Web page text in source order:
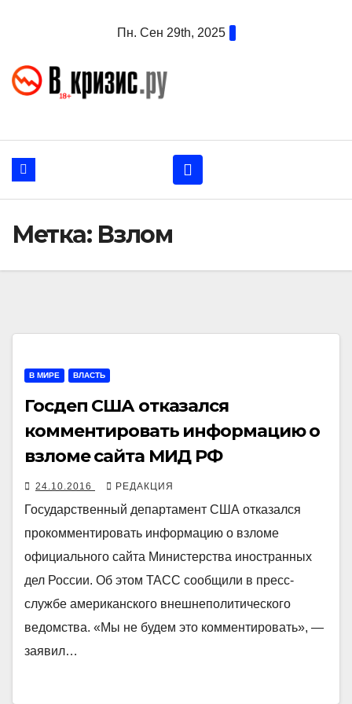
Пн. Сен 29th, 2025
Метка: Взлом
В МИРЕ ВЛАСТЬ
Госдеп США отказался
комментировать информацию о
взломе сайта МИД РФ
24.10.2016 РЕДАКЦИЯ
Государственный департамент США отказался
прокомментировать информацию о взломе
официального сайта Министерства иностранных
дел России. Об этом ТАСС сообщили в пресс-
службе американского внешнеполитического
ведомства. «Мы не будем это комментировать», —
заявил…